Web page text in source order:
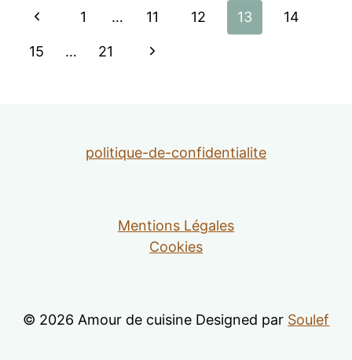
Navigation
de
Page
précédente
1 … 11 12 13 14
15 … 21
Page
politique-de-confidentialite
Mentions Légales
Cookies
© 2026 Amour de cuisine Designed par Soulef